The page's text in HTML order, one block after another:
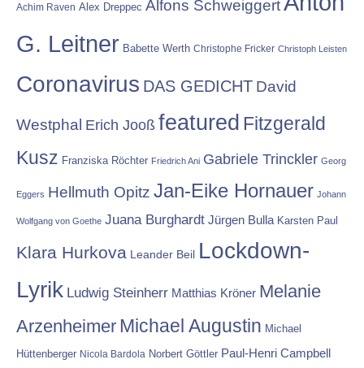
Achim Raven Alex Dreppec Alfons Schweiggert
G. Leitner Babette Werth Christophe Fricker Christoph Leisten
Coronavirus DAS GEDICHT David
Westphal Erich Jooß featured Fitzgerald
Kusz Franziska Röchter Friedrich Ani Gabriele Trinckler Georg
Eggers Hellmuth Opitz Jan-Eike Hornauer Johann
Wolfgang von Goethe Juana Burghardt Jürgen Bulla Karsten Paul
Klara Hurkova Leander Beil Lockdown-
Lyrik Ludwig Steinherr Matthias Kröner Melanie
Arzenheimer Michael Augustin Michael
Hüttenberger Nicola Bardola Norbert Göttler Paul-Henri Campbell